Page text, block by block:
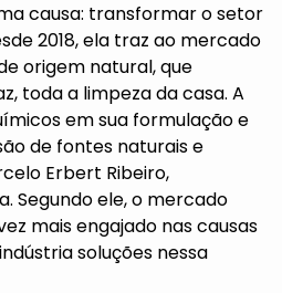
causa: transformar o setor
2018, ela traz ao mercado
origem natural, que
toda a limpeza da casa. A
em sua formulação e
de fontes naturais e
Erbert Ribeiro,
Segundo ele, o mercado
mais engajado nas causas
soluções nessa